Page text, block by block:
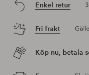
Enkel retur
Fri frakt
Köp nu, betala